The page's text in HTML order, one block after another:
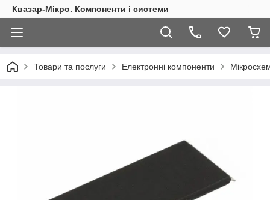
Квазар-Мікро. Компоненти і системи
Товари та послуги Електронні компоненти